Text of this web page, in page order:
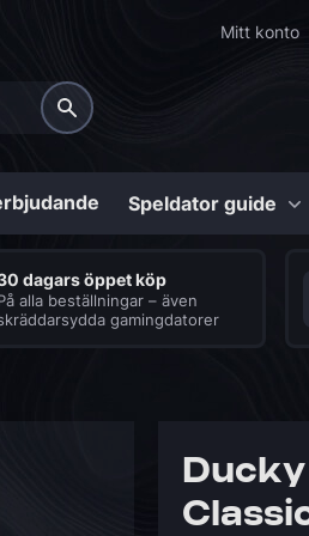
Mitt konto
Mighty
datorer
Internminne
Speldator guide
dagars öppet köp
alla beställningar – även
gamingdatorer